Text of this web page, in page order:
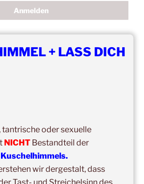
Kuscheln
August 2026 –Boppard
+ LASS DICH
tantrische oder sexuelle
NICHTBestandteil der
Kuschelhimmels.
wir dergestalt, dass